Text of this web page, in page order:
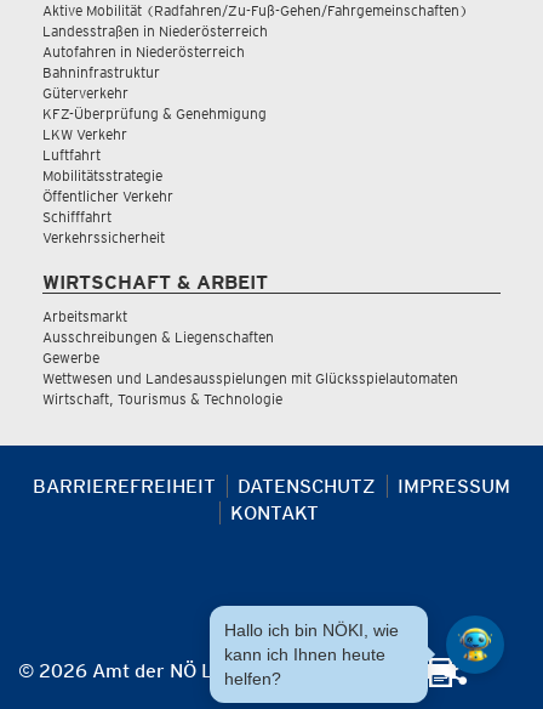
Aktive Mobilität (Radfahren/Zu-Fuß-Gehen/Fahrgemeinschaften)
Landesstraßen in Niederösterreich
Autofahren in Niederösterreich
Bahninfrastruktur
Güterverkehr
KFZ-Überprüfung & Genehmigung
LKW Verkehr
Luftfahrt
Mobilitätsstrategie
Öffentlicher Verkehr
Schifffahrt
Verkehrssicherheit
WIRTSCHAFT & ARBEIT
Arbeitsmarkt
Ausschreibungen & Liegenschaften
Gewerbe
Wettwesen und Landesausspielungen mit Glücksspielautomaten
Wirtschaft, Tourismus & Technologie
BARRIEREFREIHEIT DATENSCHUTZ
IMPRESSUM
KONTAKT
© 2026 Amt der NÖ Landesregierung
Hallo ich bin NÖKI, wie
kann ich Ihnen heute
helfen?